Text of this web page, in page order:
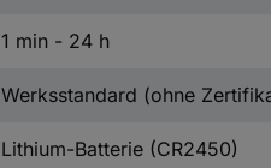
1 min - 24 h
Werksstandard (ohne
Lithium-Batterie (CR2450)